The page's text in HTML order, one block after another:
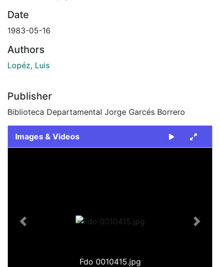
Date
1983-05-16
Authors
Lopéz, Luis
Publisher
Biblioteca Departamental Jorge Garcés Borrero
Images & Videos
Fdo 0010415.jpg
Previous Next